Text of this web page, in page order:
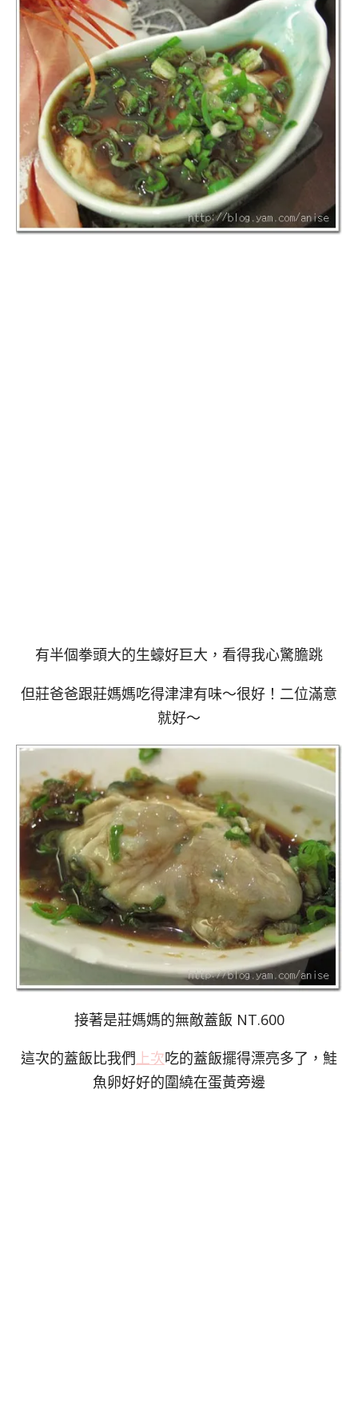
有半個拳頭大的生蠔好巨大，看得我心驚膽跳
但莊爸爸跟莊媽媽吃得津津有味～很好！二位滿意
就好～
接著是莊媽媽的無敵蓋飯 NT.600
這次的蓋飯比我們 上次吃的蓋飯擺得漂亮多了，鮭
魚卵好好的圍繞在蛋黃旁邊